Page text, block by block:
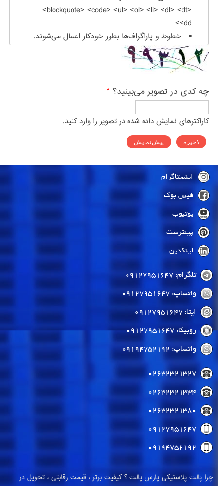
<blockquote> <code> <ul> <ol> <li> <dl> <dt>
<dd>
خطوط و پاراگراف‌ها بطور خودکار اعمال می‌شوند.
چه کدی در تصویر می‌بینید؟ *
کاراکترهای نمایش داده شده در تصویر را وارد کنید.
اینستاگرام
فیس بوک
یوتیوب
پینترست
لینکدین
تلگرام: 09127951647
واتساپ: 09127951647
ایتا: 09127951647
روبیکا: 09127951647
واتساپ: 09194752192
02632321327
02632321334
02632321380
09127951647
09194752192
چرا پالت پلاستیکی پارس پالت ؟ کیفیت برتر ، قیمت رقابتی ، تحویل در